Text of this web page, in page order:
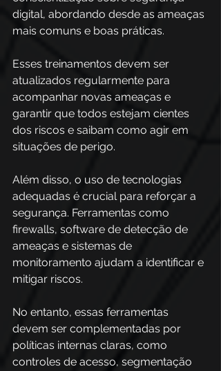
digital, abordando desde as ameaças
mais comuns e boas práticas.
Esses treinamentos devem ser
atualizados regularmente para
acompanhar novas ameaças e
garantir que todos estejam cientes
dos riscos e saibam como agir em
situações de perigo.
Além disso, o uso de tecnologias
adequadas é crucial para reforçar a
segurança. Ferramentas como
firewalls, software de detecção de
ameaças e sistemas de
monitoramento ajudam a identificar e
mitigar riscos.
No entanto, essas ferramentas
devem ser complementadas por
políticas internas claras, como
controles de acesso, segmentação